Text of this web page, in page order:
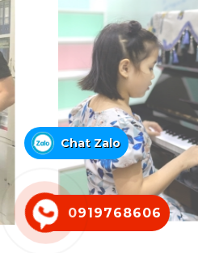
0919768606
Chat Zalo